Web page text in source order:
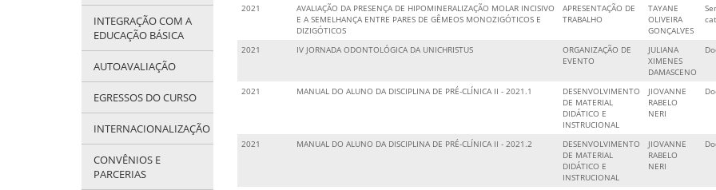
INTEGRAÇÃO COM A
EDUCAÇÃO BÁSICA
AUTOAVALIAÇÃO
EGRESSOS DO CURSO
INTERNACIONALIZAÇÃO
CONVÊNIOS E
PARCERIAS
2021
AVALIAÇÃO DA PRESENÇA DE HIPOMINERALIZAÇÃO MOLAR INCISIVO
E A SEMELHANÇA ENTRE PARES DE GÊMEOS MONOZIGÓTICOS E
DIZIGÓTICOS
APRESENTAÇÃO DE
TRABALHO
TAYANE
OLIVEIRA
GONÇALVES
2021 IV JORNADA ODONTOLÓGICA DA UNICHRISTUS
ORGANIZAÇÃO DE
EVENTO
JULIANA
XIMENES
DAMASCENO
2021 MANUAL DO ALUNO DA DISCIPLINA DE PRÉ-CLÍNICA II - 2021.1
DESENVOLVIMENTO
DE MATERIAL
DIDÁTICO E
INSTRUCIONAL
JIOVANNE
RABELO
NERI
2021 MANUAL DO ALUNO DA DISCIPLINA DE PRÉ-CLÍNICA II - 2021.2
DESENVOLVIMENTO
DE MATERIAL
DIDÁTICO E
INSTRUCIONAL
JIOVANNE
RABELO
NERI